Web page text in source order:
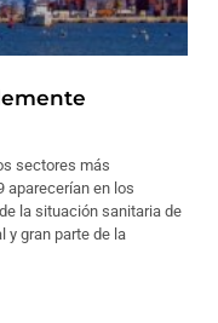
sectores más
aparecerían en los
la situación sanitaria de
y gran parte de la